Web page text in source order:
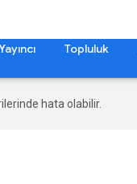
Topluluk
hata olabilir.